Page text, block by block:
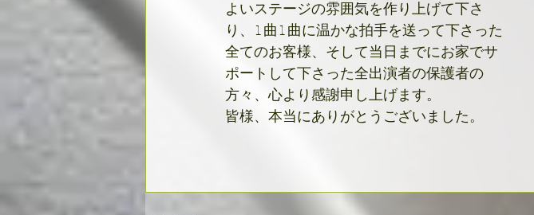
よいステージの雰囲気を作り上げて下さ
り、1曲1曲に温かな拍手を送って下さった
全てのお客様、そして当日までにお家でサ
ポートして下さった全出演者の保護者の
方々、心より感謝申し上げます。
皆様、本当にありがとうございました。